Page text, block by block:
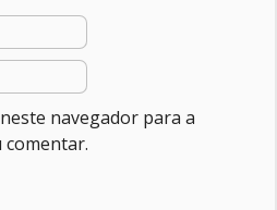
navegador para a
comentar.